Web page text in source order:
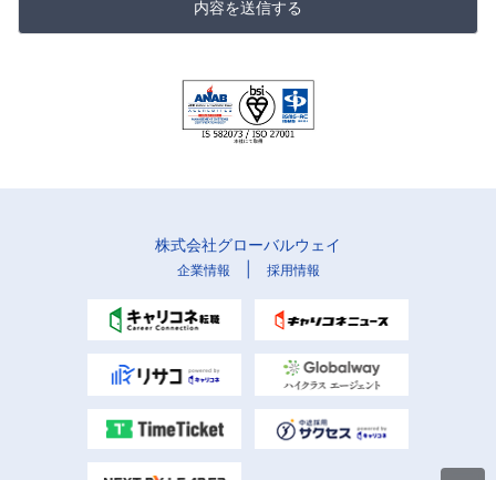
内容を送信する
株式会社グローバルウェイ
企業情報 採用情報